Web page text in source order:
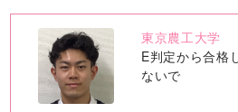
no
image
東京農工大学
E判定から合格
ないで